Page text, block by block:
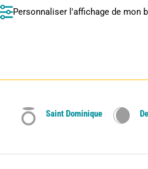
Personnaliser l'affichage de mon
Saint Dominique